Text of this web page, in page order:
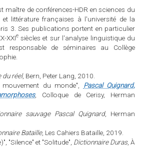
maître de conférences-HDR en sciences du
littérature françaises à l'université de la
3. Ses publications portent en particulier
XXIesiècles et sur l'analyse linguistique du
responsable de séminaires au Collège
du réel, Bern, Peter Lang, 2010.
du monde", Pascal Quignard,
, Colloque de Cerisy, Herman
sauvage Pascal Quignard, Herman
Bataille, Les Cahiers Bataille, 2019.
"Silence" et "Solitude", Dictionnaire Duras, À